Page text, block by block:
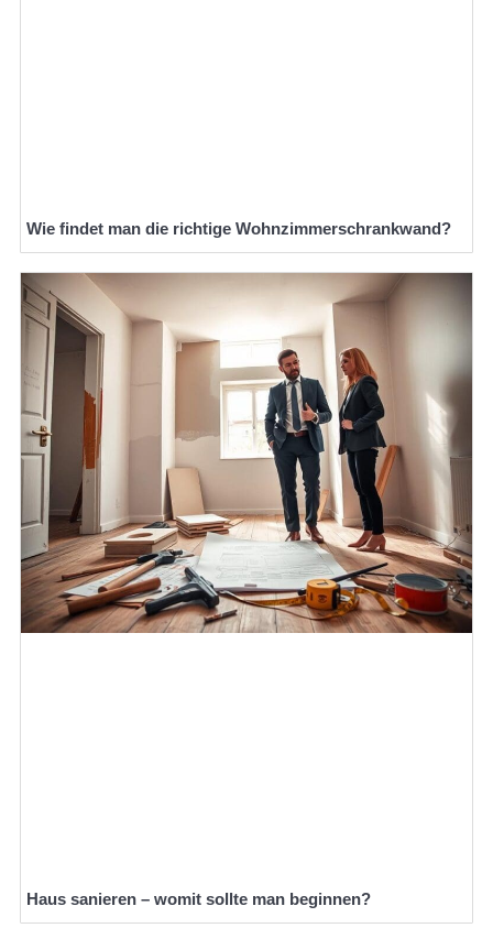
Wie findet man die richtige Wohnzimmerschrankwand?
Haus sanieren – womit sollte man beginnen?